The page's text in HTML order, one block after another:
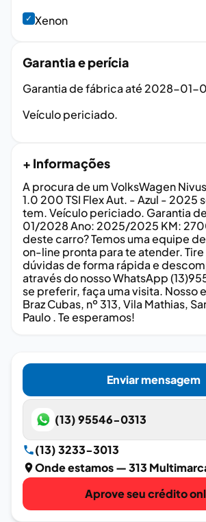
✓ Xenon
Garantia e perícia
Garantia de fábrica até 2028-01-
Veículo periciado.
+ Informações
A procura de um VolksWagen
1.0 200 TSI Flex Aut. - Azul - 2025
tem. Veículo periciado. Garantia
01/2028 Ano: 2025/2025 KM:
deste carro? Temos uma equipe
on-line pronta para te atender. Tire
dúvidas de forma rápida e
através do nosso WhatsApp
se preferir, faça uma visita. Nosso
Braz Cubas, nº 313, Vila Mathias,
Paulo . Te esperamos!
Enviar mensagem
(13) 95546-0313
(13) 3233-3013
Onde estamos— 313
Aprove seu crédito